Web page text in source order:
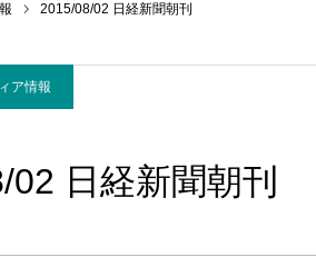
2015/08/02 日経新聞朝刊
ア情報
02 日経新聞朝刊